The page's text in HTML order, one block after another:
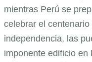
mientras Perú se
celebrar el centenario
independencia, las
imponente edificio en